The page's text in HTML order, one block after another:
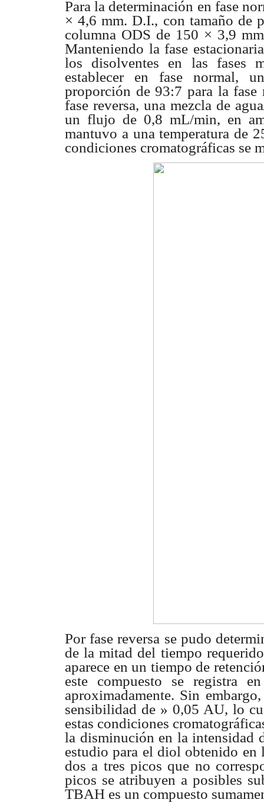
Para la determinación en fase
× 4,6 mm. D.I., con tamaño de
columna ODS de 150 × 3,9
Manteniendo la fase
los disolventes en las fases
establecer en fase normal,
proporción de 93:7 para la
fase reversa, una mezcla de
un flujo de 0,8 mL/min, en
mantuvo a una temperatura de
condiciones cromatográficas se
Por fase reversa se pudo
de la mitad del tiempo
aparece en un tiempo de
este compuesto se registra
aproximadamente. Sin
sensibilidad de » 0,05 AU, lo
estas condiciones
la disminución en la intensidad
estudio para el diol obtenido en
dos a tres picos que no
picos se atribuyen a posibles
TBAH es un compuesto